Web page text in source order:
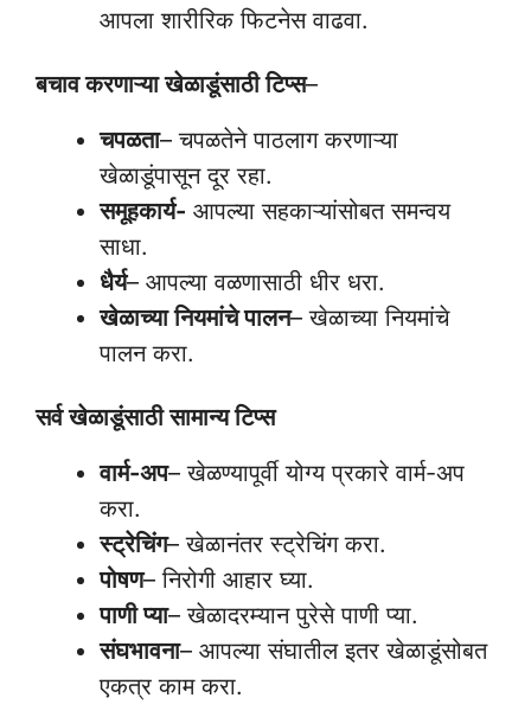
आपला शारीरिक फिटनेस वाढवा.
बचाव करणाऱ्या खेळाडूंसाठी टिप्स–
चपळता– चपळतेने पाठलाग करणाऱ्या
खेळाडूंपासून दूर रहा.
समूहकार्य- आपल्या सहकाऱ्यांसोबत समन्वय
साधा.
धैर्य– आपल्या वळणासाठी धीर धरा.
खेळाच्या नियमांचे पालन– खेळाच्या नियमांचे
पालन करा.
सर्व खेळाडूंसाठी सामान्य टिप्स
वार्म-अप– खेळण्यापूर्वी योग्य प्रकारे वार्म-अप
करा.
स्ट्रेचिंग– खेळानंतर स्ट्रेचिंग करा.
पोषण– निरोगी आहार घ्या.
पाणी प्या– खेळादरम्यान पुरेसे पाणी प्या.
संघभावना– आपल्या संघातील इतर खेळाडूंसोबत
एकत्र काम करा.